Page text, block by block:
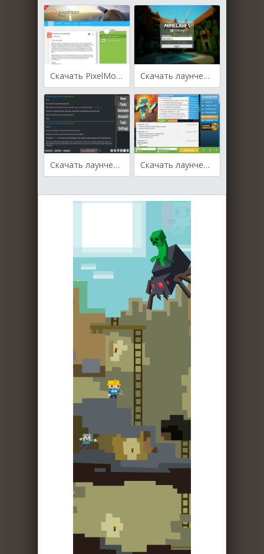
Скачать PixelMon лаунчер Скачать лаунчер SKLauncher
Скачать лаунчер ATLauncher Скачать лаунчер TLauncher